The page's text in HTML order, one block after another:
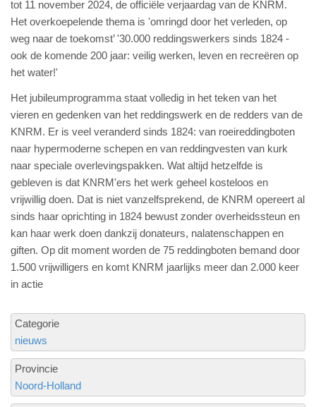
tot 11 november 2024, de officiële verjaardag van de KNRM.
Het overkoepelende thema is 'omringd door het verleden, op
weg naar de toekomst’ '30.000 reddingswerkers sinds 1824 -
ook de komende 200 jaar: veilig werken, leven en recreëren op
het water!'
Het jubileumprogramma staat volledig in het teken van het
vieren en gedenken van het reddingswerk en de redders van de
KNRM. Er is veel veranderd sinds 1824: van roeireddingboten
naar hypermoderne schepen en van reddingvesten van kurk
naar speciale overlevingspakken. Wat altijd hetzelfde is
gebleven is dat KNRM'ers het werk geheel kosteloos en
vrijwillig doen. Dat is niet vanzelfsprekend, de KNRM opereert al
sinds haar oprichting in 1824 bewust zonder overheidssteun en
kan haar werk doen dankzij donateurs, nalatenschappen en
giften. Op dit moment worden de 75 reddingboten bemand door
1.500 vrijwilligers en komt KNRM jaarlijks meer dan 2.000 keer
in actie
Categorie
nieuws
Provincie
Noord-Holland